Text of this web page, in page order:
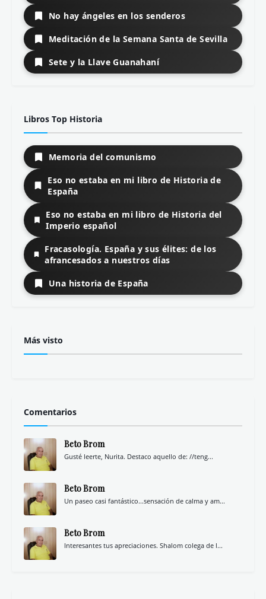
No hay ángeles en los senderos
Meditación de la Semana Santa de Sevilla
Sete y la Llave Guanahaní
Libros Top Historia
Memoria del comunismo
Eso no estaba en mi libro de Historia de
España
Eso no estaba en mi libro de Historia del
Imperio español
Fracasología. España y sus élites: de los
afrancesados a nuestros días
Una historia de España
Más visto
Comentarios
Beto Brom
Gusté leerte, Nurita. Destaco aquello de: //teng...
Beto Brom
Un paseo casi fantástico...sensación de calma y am...
Beto Brom
Interesantes tus apreciaciones. Shalom colega de l...